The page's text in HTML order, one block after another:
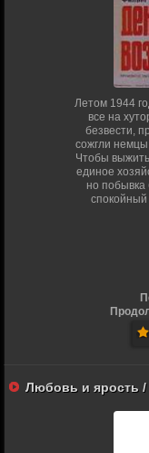
Летом 1944
все на
безвести,
сожгли
Чтобы
единое
но побывка
спокойный
Любовь и ярость /